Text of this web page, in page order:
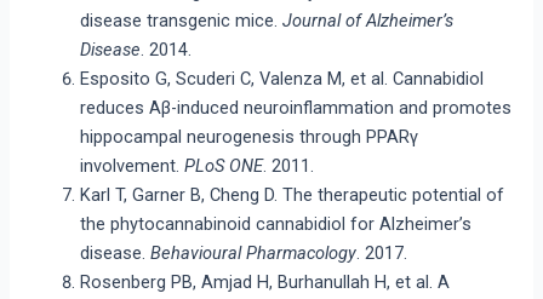
disease transgenic mice.Journal of Alzheimer’s
Disease. 2014.
Esposito G, Scuderi C, Valenza M, et al. Cannabidiol
reduces Aβ-induced neuroinflammation and promotes
hippocampal neurogenesis through PPARγ
involvement.PLoS ONE. 2011.
Karl T, Garner B, Cheng D. The therapeutic potential of
the phytocannabinoid cannabidiol for Alzheimer’s
disease.Behavioural Pharmacology. 2017.
Rosenberg PB, Amjad H, Burhanullah H, et al. A